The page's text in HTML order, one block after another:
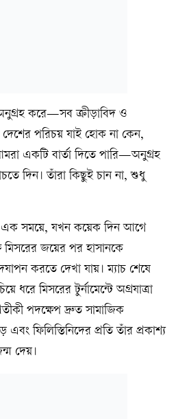
করে—সব ক্রীড়াবিদ ও
দেশের পরিচয় যাই হোক না কেন,
একটি বার্তা দিতে পারি—অনুগ্রহ
দিন। তাঁরা কিছুই চান না, শুধু
সময়ে, যখন কয়েক দিন আগে
মিসরের জয়ের পর হাসানকে
করতে দেখা যায়। ম্যাচ শেষে
ধরে মিসরের টুর্নামেন্টে অগ্রযাত্রা
পদক্ষেপ দ্রুত সামাজিক
ফিলিস্তিনিদের প্রতি তাঁর প্রকাশ্য
দেয়।